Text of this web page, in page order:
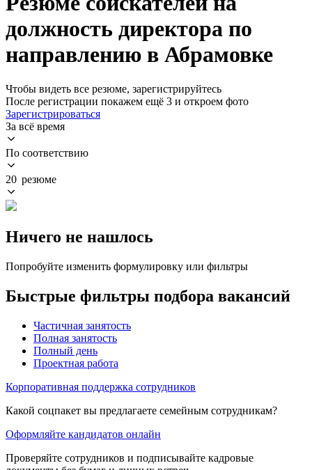
должность директора по
направлению в Абрамовке
Чтобы видеть все резюме, зарегистрируйтесь
После регистрации покажем ещё 3 и откроем фото
Зарегистрироваться
За всё время
По соответствию
20 резюме
Ничего не нашлось
Попробуйте изменить формулировку или фильтры
Быстрые фильтры подбора вакансий
Частичная занятость
Полная занятость
Полный день
Проектная работа
Корпоративная поддержка сотрудников
Какой соцпакет вы предлагаете семейным сотрудникам?
Оформляйте кандидатов онлайн
Проверяйте сотрудников и подписывайте кадровые